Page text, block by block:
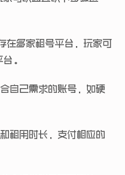
在多家租号平台，玩家可
。
自己需求的账号，如硬
租用时长，支付相应的